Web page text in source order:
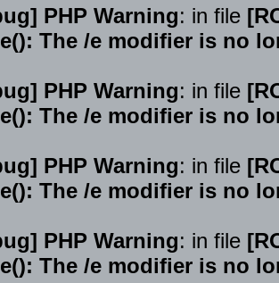
PHP Warning: in file
The /e modifier is no
PHP Warning: in file
The /e modifier is no
PHP Warning: in file
The /e modifier is no
PHP Warning: in file
The /e modifier is no